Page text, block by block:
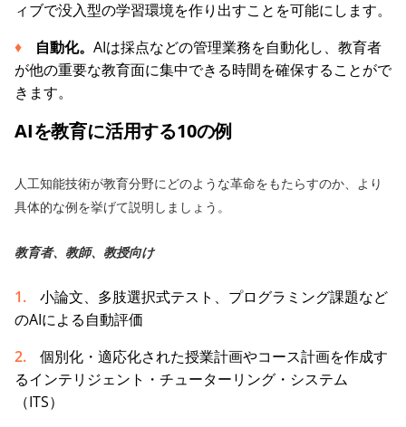
ィブで没入型の学習環境を作り出すことを可能にします。
自動化。 AIは採点などの管理業務を自動化し、教育者
が他の重要な教育面に集中できる時間を確保することがで
きます。
AIを教育に活用する10の例
人工知能技術が教育分野にどのような革命をもたらすのか、より
具体的な例を挙げて説明しましょう。
教育者、教師、教授向け
小論文、多肢選択式テスト、プログラミング課題など
のAIによる自動評価
個別化・適応化された授業計画やコース計画を作成す
るインテリジェント・チューターリング・システム
（ITS）